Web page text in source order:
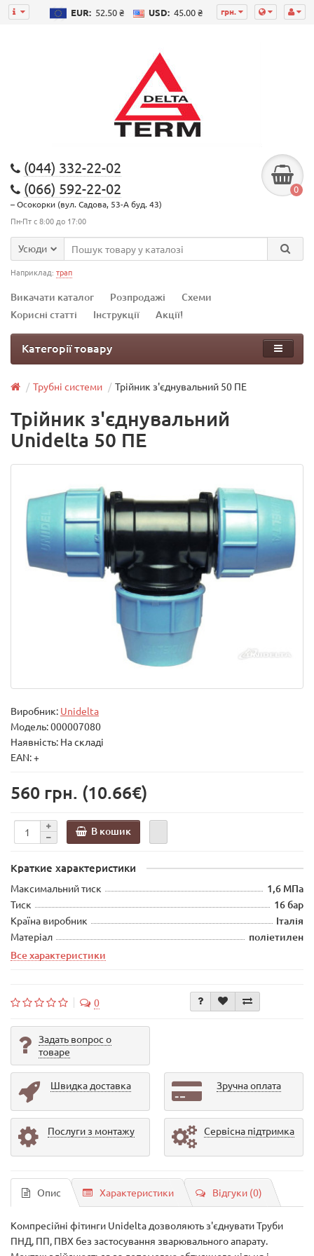
грн.
EUR: 52.50 ₴ USD: 45.00 ₴
(044) 332-22-02
(066) 592-22-02
– Осокорки (вул. Садова, 53-А буд. 43)
Пн-Пт с 8:00 до 17:00
0
Усюди
Наприклад: трап
Викачати каталог Розпродажі
Схеми
Корисні статті
Інструкції Акції!
Категорії товару
Трубні системи Трійник з'єднувальний 50 ПЕ
Трійник з'єднувальний
Unidelta 50 ПЕ
Виробник: Unidelta
Модель:000007080
Наявність: На складі
EAN: +
560 грн. (10.66€)
В кошик
Краткие характеристики
Максимальний тиск 1,6 МПа
Тиск 16 бар
Країна виробник Італія
Матеріал
поліетилен
Все характеристики
0
Задать вопрос о
товаре
Швидка доставка Зручна оплата
Послуги з монтажу Сервісна підтримка
Опис Характеристики Відгуки (0)
Компресійні фітинги Unidelta дозволяють з'єднувати Труби
ПНД, ПП, ПВХ без застосування зварювального апарату.